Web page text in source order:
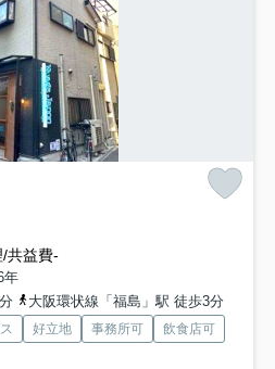
共益費-
年
大阪環状線「福島」駅 徒歩3分
好立地 事務所可
飲食店可